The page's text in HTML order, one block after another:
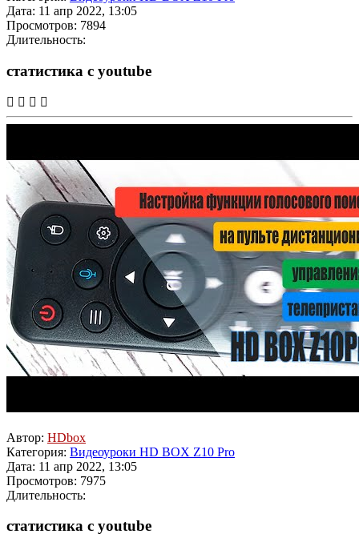
Дата: 11 апр 2022, 13:05
Просмотров: 7894
Длительность:
статистика с youtube
Автор: HDbox
Категория: Видеоуроки HD BOX Z10 Pro
Дата: 11 апр 2022, 13:05
Просмотров: 7975
Длительность:
статистика с youtube